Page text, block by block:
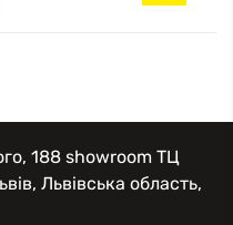
188 showroom ТЦ
Львівська область,